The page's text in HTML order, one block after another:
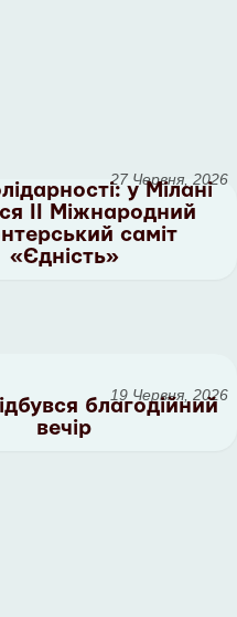
27 Червня, 2026
у Мілані
II Міжнародний
саміт
«Єдність»
19 Червня, 2026
благодійний
вечір